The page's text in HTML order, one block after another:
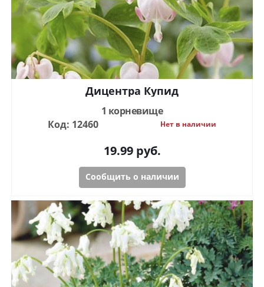
Дицентра Купид
1 корневище
Код: 12460
Нет в наличии
19.99руб.
Сообщить о наличии